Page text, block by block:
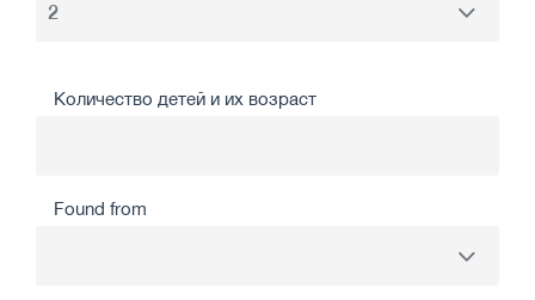
Количество детей и их возраст
Found from